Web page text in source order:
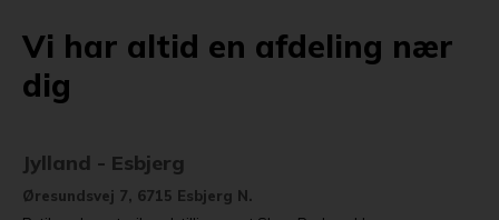
Vi har altid en afdeling nær
dig
Jylland - Esbjerg
Øresundsvej 7, 6715 Esbjerg N.